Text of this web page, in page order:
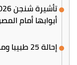
أبوابها أمام
إحالة 25 طبيبا وممرضا بمستشفى السادات إلى التحقيق